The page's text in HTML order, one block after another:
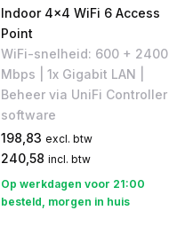
Indoor 4x4 WiFi 6 Access
Point
WiFi-snelheid: 600 + 2400
Mbps | 1x Gigabit LAN |
Beheer via UniFi Controller
software
198,83 excl. btw
240,58 incl. btw
Op werkdagen voor 21:00
besteld, morgen in huis